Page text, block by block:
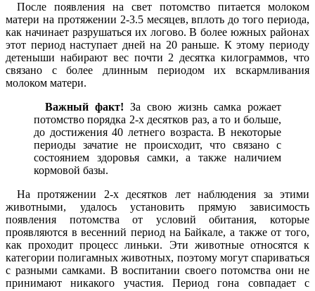
После появления на свет потомство питается молоком
матери на протяжении 2-3.5 месяцев, вплоть до того периода,
как начинает разрушаться их логово. В более южных районах
этот период наступает дней на 20 раньше. К этому периоду
детеныши набирают вес почти 2 десятка килограммов, что
связано с более длинным периодом их вскармливания
молоком матери.
Важный факт! За свою жизнь самка рожает
потомство порядка 2-х десятков раз, а то и больше,
до достижения 40 летнего возраста. В некоторые
периоды зачатие не происходит, что связано с
состоянием здоровья самки, а также наличием
кормовой базы.
На протяжении 2-х десятков лет наблюдения за этими
животными, удалось установить прямую зависимость
появления потомства от условий обитания, которые
проявляются в весенний период на Байкале, а также от того,
как проходит процесс линьки. Эти животные относятся к
категории полигамных животных, поэтому могут спариваться
с разными самками. В воспитании своего потомства они не
принимают никакого участия. Период гона совпадает с